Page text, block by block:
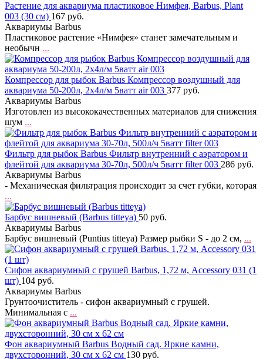
Растение для аквариума пластиковое Нимфея, Barbus, Plant
003 (30 см) 167 руб.
Аквариумы Barbus
Пластиковое растение «Нимфея» станет замечательным и
необычн ...
Компрессор для рыбок Barbus Компрессор воздушный для
аквариума 50-200л, 2х4л/м 5ватт air 003 377 руб.
Аквариумы Barbus
Изготовлен из высококачественных материалов для снижения
шум ...
Фильтр для рыбок Barbus Фильтр внутренний с аэратором и
флейтой для аквариума 30-70л, 500л/ч 5ватт filter 003 286 руб.
Аквариумы Barbus
- Механическая фильтрация происходит за счет губки, которая
...
Барбус вишневый (Barbus titteya) 50 руб.
Аквариумы Barbus
Барбус вишневый (Puntius titteya) Размер рыбки S - до 2 см, ...
Сифон аквариумный с грушей Barbus, 1,72 м, Accessory 031 (1
шт) 104 руб.
Аквариумы Barbus
Грунтоочиститель - сифон аквариумный с грушей.
Минимальная с ...
Фон аквариумный Barbus Водный сад. Яркие камни,
двухсторонний, 30 см х 62 см 130 руб.